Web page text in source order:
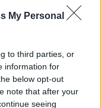
My Personal
to third parties, or
information for
below opt-out
note that after your
seeing